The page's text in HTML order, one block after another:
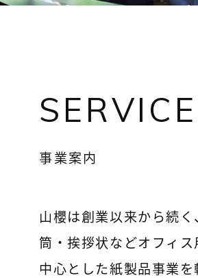
SERVICE
事業案内
山櫻は創業以来から続く
筒・挨拶状などオフィス
中心とした紙製品事業